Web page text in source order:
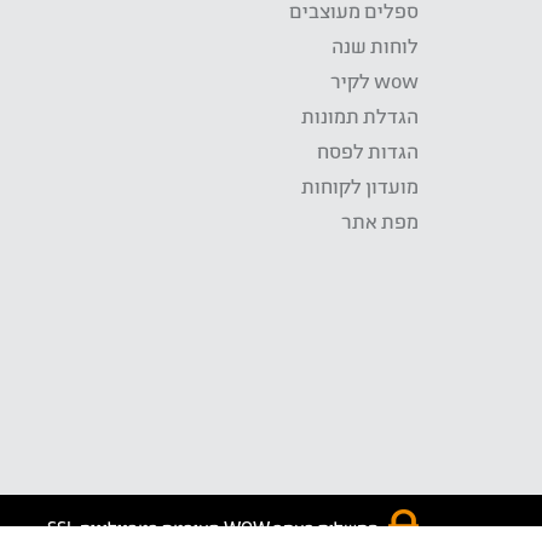
ספלים מעוצבים
לוחות שנה
wow לקיר
הגדלת תמונות
הגדות לפסח
מועדון לקוחות
מפת אתר
התשלום באתר WOW מאובטח בטכנולוגית SSL